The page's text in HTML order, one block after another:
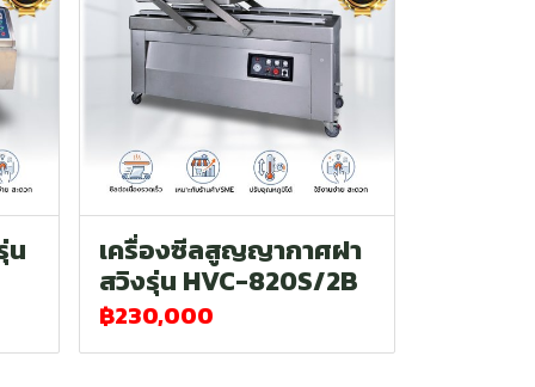
น เครื่องซีลสูญญากาศฝา
สวิงรุ่น HVC-820S/2B
฿230,000